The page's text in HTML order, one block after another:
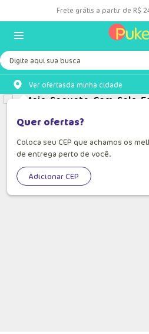
Frete grátis a partir de R$
Digite aqui sua busca
Ver ofertasda minha cidade
Quer ofertas?
Coloca seu CEP que achamos os
de entrega perto de você.
Adicionar CEP